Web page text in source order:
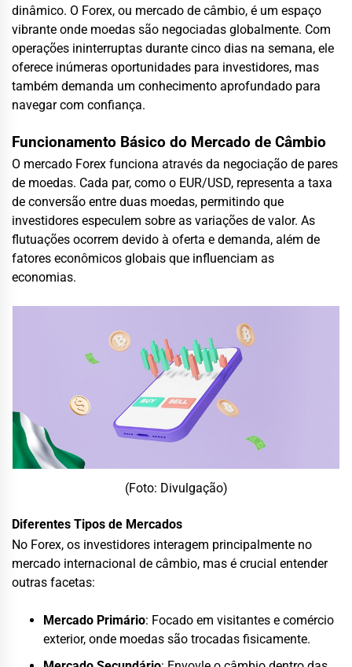
dinâmico. O Forex, ou mercado de câmbio, é um espaço
vibrante onde moedas são negociadas globalmente. Com
operações ininterruptas durante cinco dias na semana, ele
oferece inúmeras oportunidades para investidores, mas
também demanda um conhecimento aprofundado para
navegar com confiança.
Funcionamento Básico do Mercado de Câmbio
O mercado Forex funciona através da negociação de pares
de moedas. Cada par, como o EUR/USD, representa a taxa
de conversão entre duas moedas, permitindo que
investidores especulem sobre as variações de valor. As
flutuações ocorrem devido à oferta e demanda, além de
fatores econômicos globais que influenciam as
economias.
(Foto: Divulgação)
Diferentes Tipos de Mercados
No Forex, os investidores interagem principalmente no
mercado internacional de câmbio, mas é crucial entender
outras facetas:
Mercado Primário: Focado em visitantes e comércio
exterior, onde moedas são trocadas fisicamente.